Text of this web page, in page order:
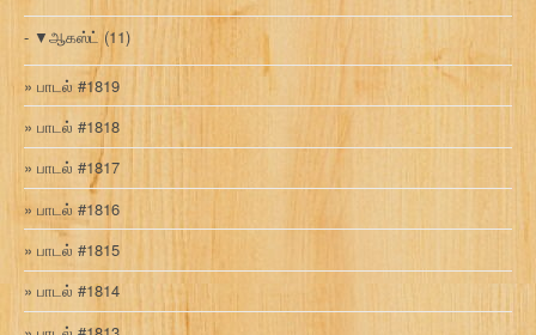
▼ஆகஸ்ட் (11)
பாடல் #1819
பாடல் #1818
பாடல் #1817
பாடல் #1816
பாடல் #1815
பாடல் #1814